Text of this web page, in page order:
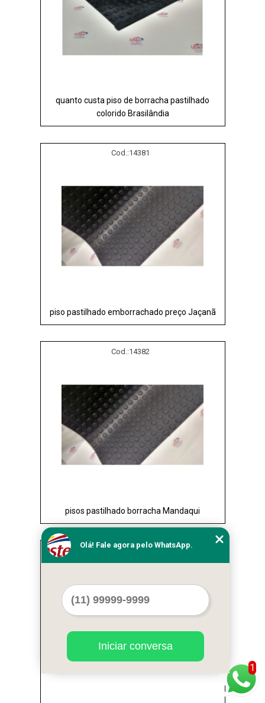
quanto custa piso de borracha pastilhado
colorido Brasilândia
Cod.:14381
piso pastilhado emborrachado preço Jaçanã
Cod.:14382
pisos pastilhado borracha Mandaqui
Cod.: 14383
1
Olá! Fale agora pelo WhatsApp.
Iniciar conversa